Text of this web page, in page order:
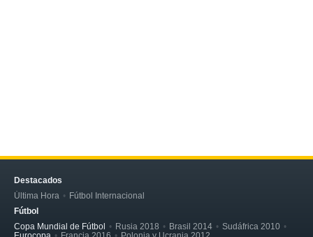
Destacados
Última Hora
Fútbol Internacional
Fútbol
Copa Mundial de Fútbol
Rusia 2018 Brasil 2014
Sudáfrica 2010